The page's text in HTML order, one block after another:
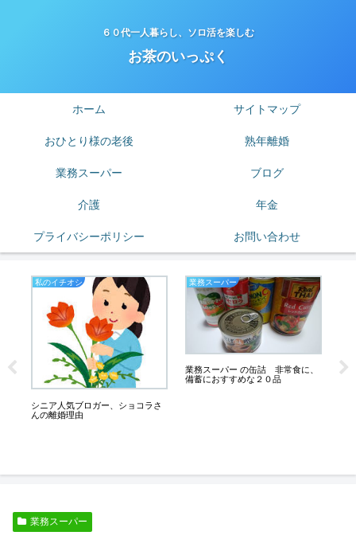
６０代一人暮らし、ソロ活を楽しむ
お茶のいっぷく
ホーム サイトマップ
おひとり様の老後 熟年離婚
業務スーパー ブログ
介護 年金
プライバシーポリシー お問い合わせ
私のイチオシ
シニア人気ブロガー、ショコラさ
んの離婚理由
業務スーパー
業務スーパー の缶詰 非常食に、
備蓄におすすめな２０品
業務スーパー